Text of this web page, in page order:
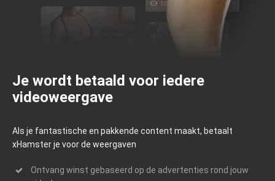
Je wordt betaald voor iedere
videoweergave
Als je fantastische en pakkende content maakt, betaalt
xHamster je voor de weergaven
Ontvang winst gebaseerd op de advertenties rond jouw